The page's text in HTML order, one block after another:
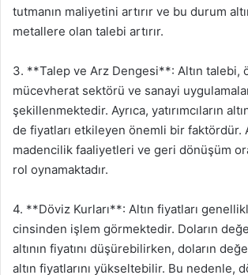
tutmanın maliyetini artırır ve bu durum
metallere olan talebi artırır.
3. **Talep ve Arz Dengesi**: Altın talebi,
mücevherat sektörü ve sanayi
şekillenmektedir. Ayrıca, yatırımcıların
de fiyatları etkileyen önemli bir faktördür.
madencilik faaliyetleri ve geri dönüşüm
rol oynamaktadır.
4. **Döviz Kurları**: Altın fiyatları
cinsinden işlem görmektedir. Doların
altının fiyatını düşürebilirken, doların
altın fiyatlarını yükseltebilir. Bu nedenle,